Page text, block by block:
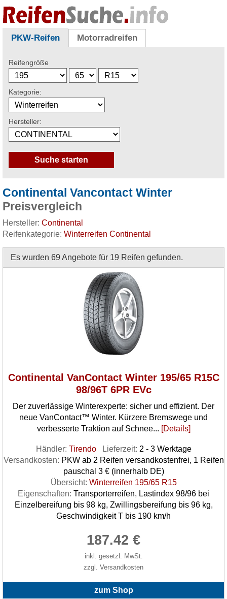
PKW-Reifen Motorradreifen
Reifengröße
Kategorie:
Hersteller:
Continental Vancontact Winter
Preisvergleich
Hersteller: Continental
Reifenkategorie: Winterreifen Continental
Es wurden 69 Angebote für 19 Reifen gefunden.
Continental VanContact Winter 195/65 R15C
98/96T 6PR EVc
Der zuverlässige Winterexperte: sicher und effizient. Der
neue VanContact™ Winter. Kürzere Bremswege und
verbesserte Traktion auf Schnee... [Details]
Händler: Tirendo Lieferzeit: 2 - 3 Werktage
Versandkosten: PKW ab 2 Reifen versandkostenfrei, 1 Reifen
pauschal 3 € (innerhalb DE)
Übersicht: Winterreifen 195/65 R15
Eigenschaften: Transporterreifen, Lastindex 98/96 bei
Einzelbereifung bis 98 kg, Zwillingsbereifung bis 96 kg,
Geschwindigkeit T bis 190 km/h
187.42 €
inkl. gesetzl. MwSt.
zzgl. Versandkosten
zum Shop